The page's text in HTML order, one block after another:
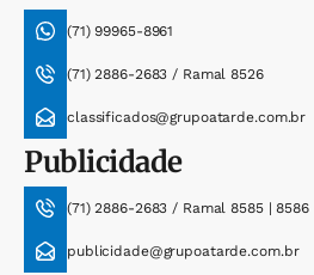
(71) 99965-8961
(71) 2886-2683 / Ramal 8526
classificados@grupoatarde.com.br
Publicidade
(71) 2886-2683 / Ramal 8585 | 8586
publicidade@grupoatarde.com.br